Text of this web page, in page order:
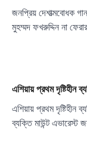
জনপ্রিয় দেশাত্মবোধক
মুহম্মদ ফখরুদ্দিন না
এশিয়ায় প্রথম দৃষ্টিহীন
এশিয়ায় প্রথম দৃষ্টিহীন
ব্যক্তি মাউন্ট